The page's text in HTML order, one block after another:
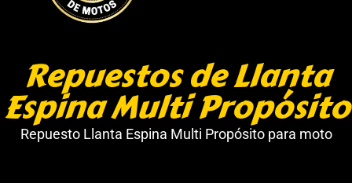
Repuestos de Llanta
Espina Multi Propósito
Repuesto Llanta Espina Multi Propósito para moto